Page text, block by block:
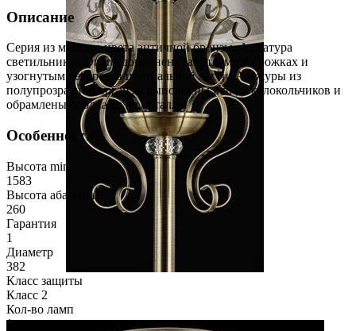
Описание
Серия из металла цвета античной бронзы. Арматура
светильников Driana дополнена завитками на рожках и
узогнутым декором в центральной части. Абажуры из
полупрозрачной органзы выполнены в виде колокольчиков и
обрамлены ободками из металла.
Особенности
Высота min
1583
Высота абажура
260
Гарантия
1
Диаметр
382
Класс защиты
Класс 2
Кол-во ламп
1